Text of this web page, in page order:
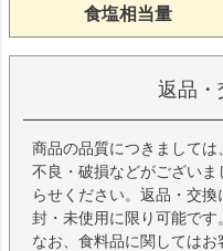
食塩相当量
返品・
商品の品質につきまして
不良・破損などがござい
らせください。返品・交
封・未使用に限り可能です。
なお、食料品に関しては